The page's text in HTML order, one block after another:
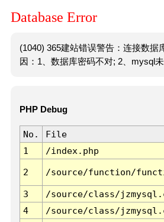
Database Error
(1040) 365建站错误警告：连接数据
因：1、数据库密码不对; 2、mysql未
PHP Debug
No. File
1
/index.php
2 /source/function/
3 /source/class/
4
/source/class/